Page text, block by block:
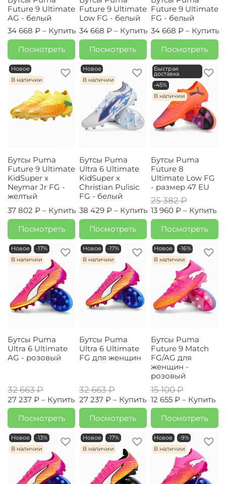
Future 9 Ultimate
AG - белый
34 668 ₽ – Купить
Посмотреть
Future 9 Ultimate
Low FG - белый
34 668 ₽ – Купить
Посмотреть
Future 9 Ultimate
FG - белый
34 668 ₽ – Купить
Посмотреть
Новое
В наличии
Бутсы Puma
Future 9 Ultimate
KidSuper x
Neymar Jr FG -
желтый
37 802 ₽ – Купить
Посмотреть
Новое
В наличии
Бутсы Puma
Ultra 6 Ultimate
KidSuper x
Christian Pulisic
FG - белый
38 429 ₽ – Купить
Посмотреть
Быстрая
доставка
-45%
В наличии
Бутсы Puma
Future 8
Ultimate Low FG
- размер 47 EU
25 382 ₽
13 960 ₽ – Купить
Посмотреть
Новое
-17%
В наличии
Бутсы Puma
Ultra 6 Ultimate
AG - розовый
32 663 ₽
27 237 ₽ – Купить
Посмотреть
Новое
-17%
В наличии
Бутсы Puma
Ultra 6 Ultimate
FG для женщин
32 663 ₽
27 237 ₽ – Купить
Посмотреть
Новое
-16%
В наличии
Бутсы Puma
Future 9 Match
FG/AG для
женщин -
розовый
15 100 ₽
12 655 ₽ – Купить
Посмотреть
Новое
-13%
В наличии
Новое
-17%
В наличии
Новое
-9%
В наличии